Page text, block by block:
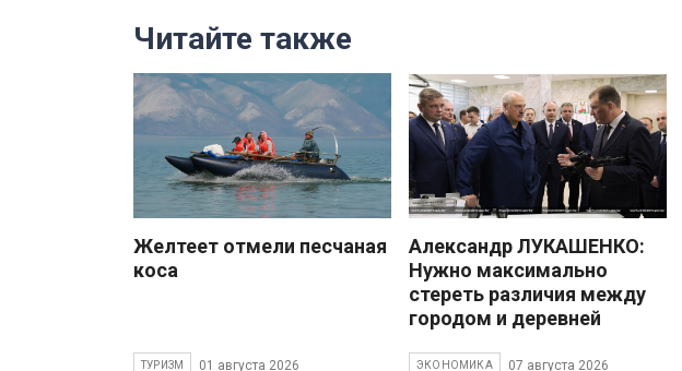
Читайте также
Желтеет отмели песчаная
коса
ТУРИЗМ 01 августа 2026
Александр ЛУКАШЕНКО:
Нужно максимально
стереть различия между
городом и деревней
ЭКОНОМИКА 07 августа 2026